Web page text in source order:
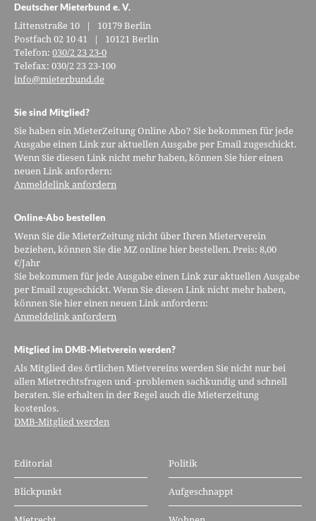
Deutscher Mieterbund e. V.
Littenstraße 10 | 10179 Berlin
Postfach 02 10 41 | 10121 Berlin
Telefon:030/2 23 23-0
Telefax: 030/2 23 23-100
info@mieterbund.de
Sie sind Mitglied?
Sie haben ein MieterZeitung Online Abo? Sie bekommen für jede
Ausgabe einen Link zur aktuellen Ausgabe per Email zugeschickt.
Wenn Sie diesen Link nicht mehr haben, können Sie hier einen
neuen Link anfordern:
Anmeldelink anfordern
Online-Abo bestellen
Wenn Sie die MieterZeitung nicht über Ihren Mieterverein
beziehen, können Sie die MZ online hier bestellen. Preis: 8,00
€/Jahr
Sie bekommen für jede Ausgabe einen Link zur aktuellen Ausgabe
per Email zugeschickt. Wenn Sie diesen Link nicht mehr haben,
können Sie hier einen neuen Link anfordern:
Anmeldelink anfordern
Mitglied im DMB-Mietverein werden?
Als Mitglied des örtlichen Mietvereins werden Sie nicht nur bei
allen Mietrechtsfragen und -problemen sachkundig und schnell
beraten. Sie erhalten in der Regel auch die Mieterzeitung
kostenlos.
DMB-Mitglied werden
Editorial
Blickpunkt
Politik
Aufgeschnappt